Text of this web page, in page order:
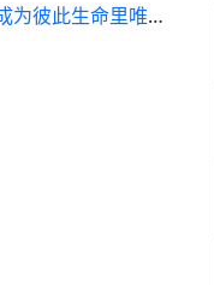
陈异苗靖从小相互治愈，成为彼此生命里唯一的光